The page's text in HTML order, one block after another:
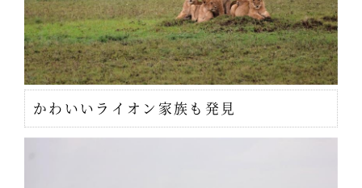
かわいいライオン家族も発見